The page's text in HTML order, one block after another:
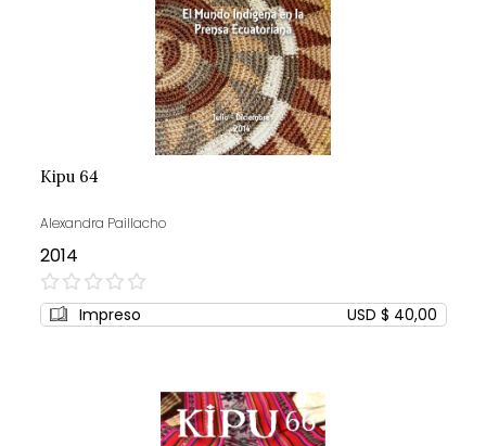
Kipu 64
Alexandra Paillacho
2014
0%
Impreso USD $ 40,00